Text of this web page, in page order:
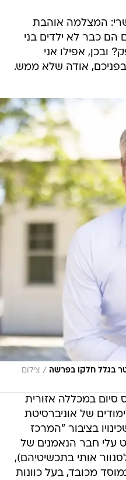
המצלמה אוהבת
הם כבר לא ילדים בני
ובכן, אפילו אני
אודה שלא ממש.
בגלל חלקו בפרשה / צילום
סיום במכללה אזורית
של אוניברסיטת
בציבור "המרכז
עלי חבר הנאמנים של
אותי בתכשיטיהם),
מכובד, בעל כוונות